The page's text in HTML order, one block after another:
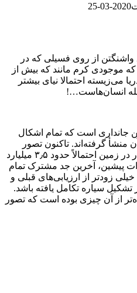
2020-03-25
از روی فسیلی که در
که موجودی کرم مانند که بیش از
می‌زیسته احتمالا نیای بیشتر
انسان‌هاست…!
جانداری است که تمام اشکال
گرفته‌اند. تاکنون تصور
می‌شد که زمان زندگی این جاندار در زمین احتمالاً حدود ۳٫۵ میلیارد
پیشین، آخرین جد مشترک تمام
زودتر از ارزیابی‌های قبلی و
سیاره تکامل یافته باشد.
از آن چیزی بوده است که تصور